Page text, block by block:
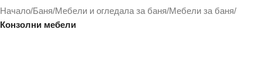
Начало Баня Мебели и огледала за баня Мебели за баня
Конзолни мебели